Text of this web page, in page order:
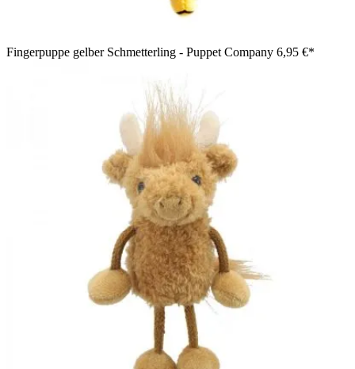
Fingerpuppe gelber Schmetterling - Puppet Company 6,95 €*